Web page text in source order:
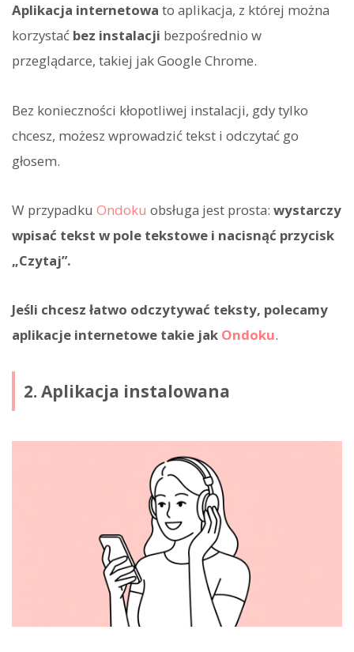
Aplikacja internetowa to aplikacja, z której można
korzystać bez instalacji bezpośrednio w
przeglądarce, takiej jak Google Chrome.
Bez konieczności kłopotliwej instalacji, gdy tylko
chcesz, możesz wprowadzić tekst i odczytać go
głosem.
W przypadku Ondoku obsługa jest prosta: wystarczy
wpisać tekst w pole tekstowe i nacisnąć przycisk
„Czytaj”.
Jeśli chcesz łatwo odczytywać teksty, polecamy
aplikacje internetowe takie jak Ondoku.
2. Aplikacja instalowana